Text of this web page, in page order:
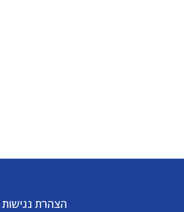
הצהרת נגישות